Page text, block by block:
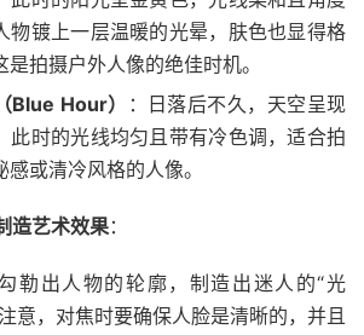
物镀上一层温暖的光晕，肤色也显得格
是拍摄户外人像的绝佳时机。
Blue Hour）
：日落后不久，天空呈现
此时的光线均匀且带有冷色调，适合拍
或清冷风格的人像。
造艺术效果：
勒出人物的轮廓，制造出迷人的“光
意，对焦时要确保人脸是清晰的，并且